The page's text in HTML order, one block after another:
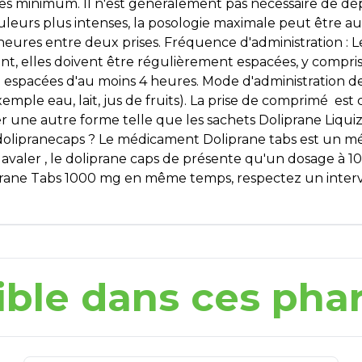
minimum. Il n'est généralement pas nécessaire de
plus intenses, la posologie maximale peut être
entre deux prises. Fréquence d'administration :
elles doivent être régulièrement espacées, y
d'au moins 4 heures. Mode d'administration
eau, lait, jus de fruits). La prise de comprimé
autre forme telle que les sachets Doliprane
? Le médicament Doliprane tabs est un
, le doliprane caps de présente qu'un dosage à
Tabs 1000 mg en même temps, respectez un
dans ces